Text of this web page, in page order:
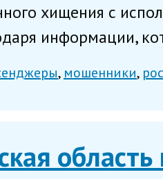
хищения с
информации,
мошенники